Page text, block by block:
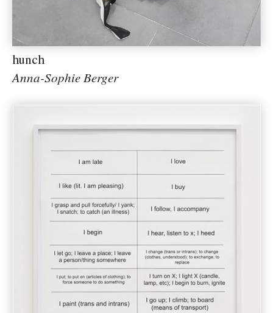
hunch
Anna-Sophie Berger